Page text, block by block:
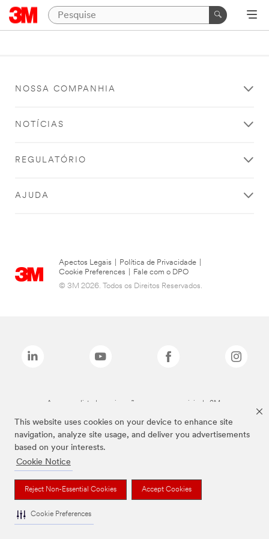
This website uses cookies on your device to enhance site
navigation, analyze site usage, and deliver you advertisements
based on your interests.
Cookie Notice
Reject Non-Essential Cookies Accept Cookies
Cookie Preferences
NOSSA COMPANHIA
NOTÍCIAS
REGULATÓRIO
AJUDA
Apectos Legais Política de Privacidade
Cookie Preferences
Fale com o DPO
© 3M 2026. Todos os Direitos Reservados.
As marcas listadas a cima são marcas comerciais da 3M.